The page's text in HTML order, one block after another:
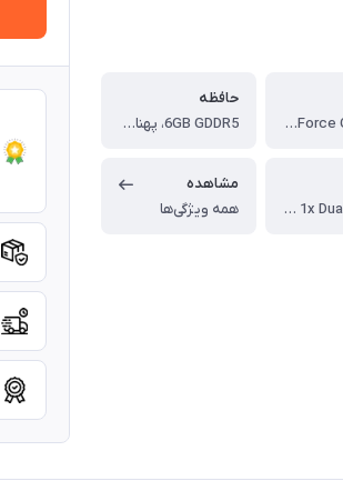
GeForce GTX 1060 با معماری Pascal
حافظه
6GB GDDR5، پهنای باند 192 بیت
3x DisplayPort 1.4، 1x HDMI 2.0b، 1x Dual-Link DVI
مشاهده
همه ویژگی‌ها